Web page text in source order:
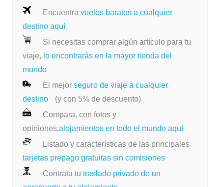
Encuentra vuelos baratos a cualquier
destino aquí
Si necesitas comprar algún artículo para tu
viaje, lo encontrarás en la mayor tienda del
mundo
El mejor seguro de viaje a cualquier
destino
(y con 5% de descuento)
Compara, con fotos y
opiniones,alojamientos en todo el mundo aquí
Listado y características de las principales
tarjetas prepago gratuitas sin comisiones
Contrata tu traslado privado de un